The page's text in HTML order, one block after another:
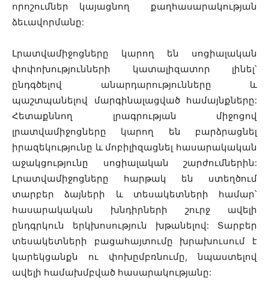
որոշումներ կայացնող քաղհասարակության
ձեւավորմանը:
Լրատվամիջոցները կարող են սոցիալական
փոփոխությունների կատալիզատոր լինել՝
ընդգծելով անարդարությունները և
պաշտպանելով մարգինալացված համայնքները:
Հետաքննող լրագրության միջոցով
լրատվամիջոցները կարող են բարձրացնել
իրազեկությունը և մոբիլիզացնել հասարակական
աջակցությունը սոցիալական շարժումներին:
Լրատվամիջոցները հարթակ են ստեղծում
տարբեր ձայների և տեսակետների համար՝
հասարակական խնդիրների շուրջ ավելի
ընդգրկուն երկխոսություն խթանելով: Տարբեր
տեսակետների բացահայտումը խրախուսում է
կարեկցանքն ու փոխըմբռնումը, նպաստելով
ավելի համախմբված հասարակությանը: